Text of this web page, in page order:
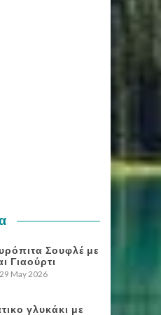
Σουφλέ με
Γιαούρτι
29 May 2026
γλυκάκι με